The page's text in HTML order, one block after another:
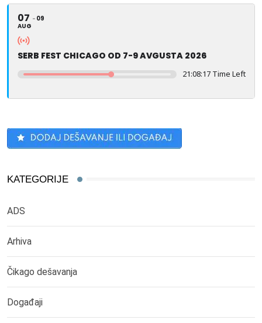
07
AUG
09
SERB FEST CHICAGO OD 7-9 AVGUSTA 2026
21:08:16 Time Left
KATEGORIJE
ADS
Arhiva
Čikago dešavanja
Događaji